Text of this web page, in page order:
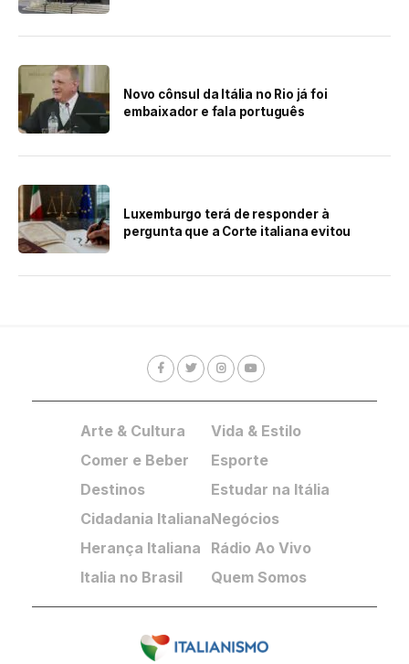
Novo cônsul da Itália no Rio já foi
embaixador e fala português
Luxemburgo terá de responder à
pergunta que a Corte italiana evitou
Arte & Cultura
Comer e Beber
Destinos
Cidadania Italiana
Herança Italiana
Italia no Brasil
Vida & Estilo
Esporte
Estudar na Itália
Negócios
Rádio Ao Vivo
Quem Somos